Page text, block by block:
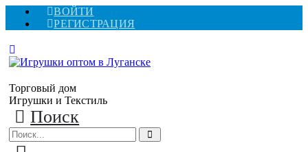
ВОЙТИ
РЕГИСТРАЦИЯ
Торговый дом
Игрушки и Текстиль
Поиск